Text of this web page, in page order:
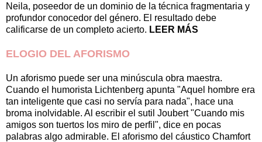
Neila, poseedor de un dominio de la técnica fragmentaria y
profundor conocedor del género. El resultado debe
calificarse de un completo acierto. LEER MÁS
ELOGIO DEL AFORISMO
Un aforismo puede ser una minúscula obra maestra.
Cuando el humorista Lichtenberg apunta "Aquel hombre era
tan inteligente que casi no servía para nada", hace una
broma inolvidable. Al escribir el sutil Joubert "Cuando mis
amigos son tuertos los miro de perfil", dice en pocas
palabras algo admirable. El aforismo del cáustico Chamfort